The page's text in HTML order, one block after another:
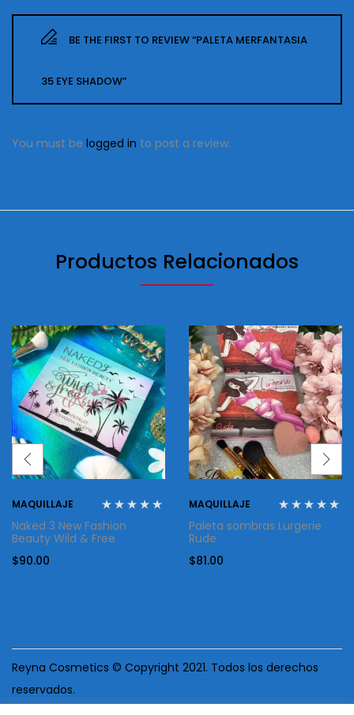
BE THE FIRST TO REVIEW “PALETA MERFANTASIA
35 EYE SHADOW”
You must be logged in to post a review.
Productos Relacionados
MAQUILLAJE
Naked 3 New Fashion
Beauty Wild & Free
$90.00
MAQUILLAJE
Paleta sombras Lurgerie
Rude
$81.00
Reyna Cosmetics © Copyright 2021. Todos los derechos
reservados.